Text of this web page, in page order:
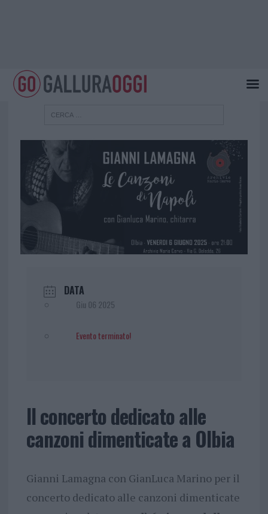
DATA
Giu 06 2025
Evento terminato!
Il concerto dedicato alle
canzoni dimenticate a Olbia
Gianni Lamagna con GianLuca Marino per il
concerto dedicato alle canzoni dimenticate